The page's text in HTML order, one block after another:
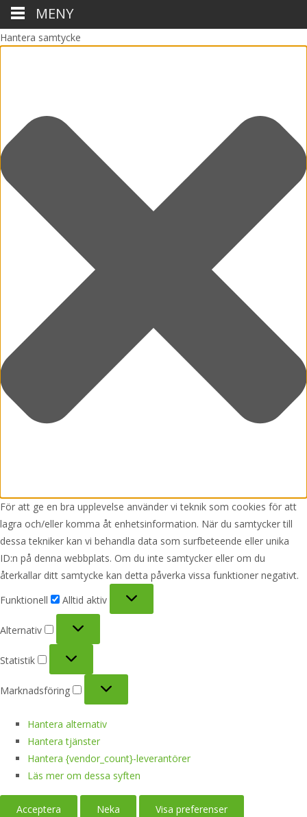
Hantera samtycke
För att ge en bra upplevelse använder vi teknik som cookies för att
lagra och/eller komma åt enhetsinformation. När du samtycker till
dessa tekniker kan vi behandla data som surfbeteende eller unika
ID:n på denna webbplats. Om du inte samtycker eller om du
återkallar ditt samtycke kan detta påverka vissa funktioner negativt.
Funktionell
Alltid aktiv
Alternativ
Statistik
Marknadsföring
Hantera alternativ
Hantera tjänster
Hantera {vendor_count}-leverantörer
Läs mer om dessa syften
Acceptera Neka Visa preferenser
MENY